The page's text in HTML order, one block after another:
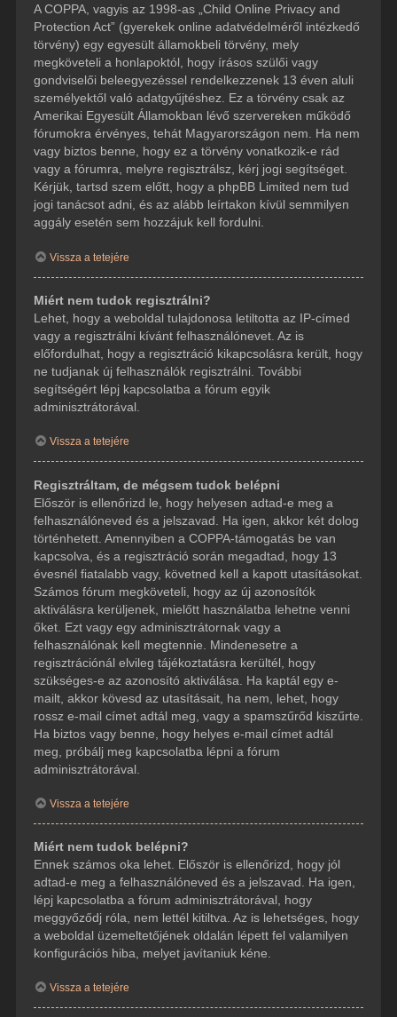
A COPPA, vagyis az 1998-as „Child Online Privacy and
Protection Act” (gyerekek online adatvédelméről intézkedő
törvény) egy egyesült államokbeli törvény, mely
megköveteli a honlapoktól, hogy írásos szülői vagy
gondviselői beleegyezéssel rendelkezzenek 13 éven aluli
személyektől való adatgyűjtéshez. Ez a törvény csak az
Amerikai Egyesült Államokban lévő szervereken működő
fórumokra érvényes, tehát Magyarországon nem. Ha nem
vagy biztos benne, hogy ez a törvény vonatkozik-e rád
vagy a fórumra, melyre regisztrálsz, kérj jogi segítséget.
Kérjük, tartsd szem előtt, hogy a phpBB Limited nem tud
jogi tanácsot adni, és az alább leírtakon kívül semmilyen
aggály esetén sem hozzájuk kell fordulni.
Vissza a tetejére
Miért nem tudok regisztrálni?
Lehet, hogy a weboldal tulajdonosa letiltotta az IP-címed
vagy a regisztrálni kívánt felhasználónevet. Az is
előfordulhat, hogy a regisztráció kikapcsolásra került, hogy
ne tudjanak új felhasználók regisztrálni. További
segítségért lépj kapcsolatba a fórum egyik
adminisztrátorával.
Vissza a tetejére
Regisztráltam, de mégsem tudok belépni
Először is ellenőrizd le, hogy helyesen adtad-e meg a
felhasználóneved és a jelszavad. Ha igen, akkor két dolog
történhetett. Amennyiben a COPPA-támogatás be van
kapcsolva, és a regisztráció során megadtad, hogy 13
évesnél fiatalabb vagy, követned kell a kapott utasításokat.
Számos fórum megköveteli, hogy az új azonosítók
aktiválásra kerüljenek, mielőtt használatba lehetne venni
őket. Ezt vagy egy adminisztrátornak vagy a
felhasználónak kell megtennie. Mindenesetre a
regisztrációnál elvileg tájékoztatásra kerültél, hogy
szükséges-e az azonosító aktiválása. Ha kaptál egy e-
mailt, akkor kövesd az utasításait, ha nem, lehet, hogy
rossz e-mail címet adtál meg, vagy a spamszűrőd kiszűrte.
Ha biztos vagy benne, hogy helyes e-mail címet adtál
meg, próbálj meg kapcsolatba lépni a fórum
adminisztrátorával.
Vissza a tetejére
Miért nem tudok belépni?
Ennek számos oka lehet. Először is ellenőrizd, hogy jól
adtad-e meg a felhasználóneved és a jelszavad. Ha igen,
lépj kapcsolatba a fórum adminisztrátorával, hogy
meggyőződj róla, nem lettél kitiltva. Az is lehetséges, hogy
a weboldal üzemeltetőjének oldalán lépett fel valamilyen
konfigurációs hiba, melyet javítaniuk kéne.
Vissza a tetejére